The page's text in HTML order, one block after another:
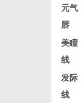
元气
唇
美瞳
线
发际
线